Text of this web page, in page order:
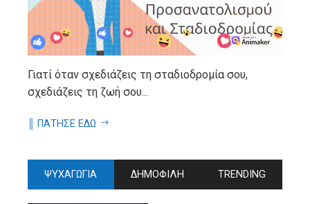
Γιατί όταν σχεδιάζεις τη σταδιοδρομία σου,
σχεδιάζεις τη ζωή σου...
║ ΠΑΤΗΣΕ ΕΔΩ
ΨΥΧΑΓΩΓΙΑ ΔΗΜΟΦΙΛΗ TRENDING